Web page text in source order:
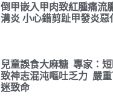
倒甲嵌入甲肉致紅腫痛流
溝炎 小心錯剪趾甲發炎惡
兒童誤食大麻糖 專家：短
致神志混沌嘔吐乏力 嚴
迷致命